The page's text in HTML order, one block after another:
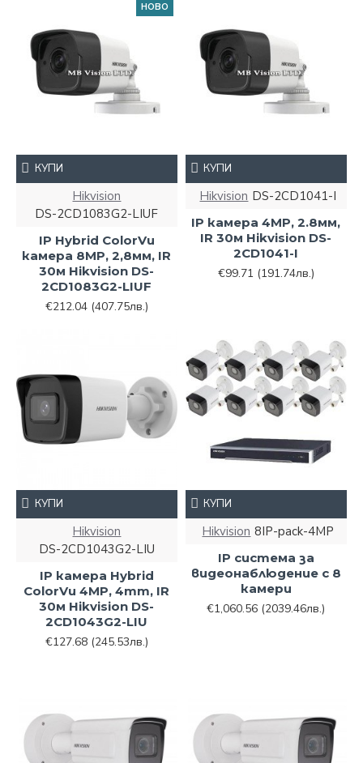
НОВО
Hikvision
DS-2CD1083G2-LIUF
IP Hybrid ColorVu
камера 8MP, 2,8мм, IR
30м Hikvision DS-
2CD1083G2-LIUF
€212.04 (407.75лв.)
КУПИ
Hikvision DS-2CD1041-I
IP камера 4MP, 2.8мм,
IR 30м Hikvision DS-
2CD1041-I
€99.71 (191.74лв.)
КУПИ
Hikvision
DS-2CD1043G2-LIU
IP камера Hybrid
ColorVu 4MP, 4mm, IR
30м Hikvision DS-
2CD1043G2-LIU
€127.68 (245.53лв.)
КУПИ
Hikvision 8IP-pack-4MP
IP система за
видеонаблюдение с 8
камери
€1,060.56 (2039.46лв.)
КУПИ